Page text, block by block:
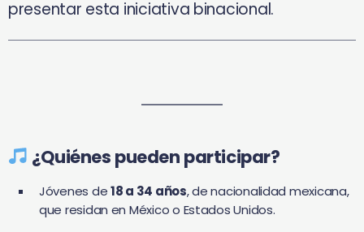
presentar esta iniciativa binacional.
¿Quiénes pueden participar?
Jóvenes de18 a 34 años, de nacionalidad mexicana,
que residan en México o Estados Unidos.